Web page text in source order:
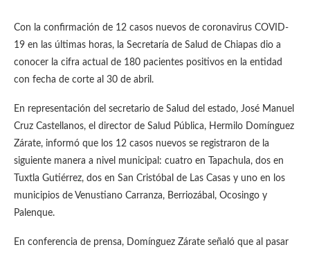
Con la confirmación de 12 casos nuevos de coronavirus COVID-
19 en las últimas horas, la Secretaría de Salud de Chiapas dio a
conocer la cifra actual de 180 pacientes positivos en la entidad
con fecha de corte al 30 de abril.
En representación del secretario de Salud del estado, José Manuel
Cruz Castellanos, el director de Salud Pública, Hermilo Domínguez
Zárate, informó que los 12 casos nuevos se registraron de la
siguiente manera a nivel municipal: cuatro en Tapachula, dos en
Tuxtla Gutiérrez, dos en San Cristóbal de Las Casas y uno en los
municipios de Venustiano Carranza, Berriozábal, Ocosingo y
Palenque.
En conferencia de prensa, Domínguez Zárate señaló que al pasar